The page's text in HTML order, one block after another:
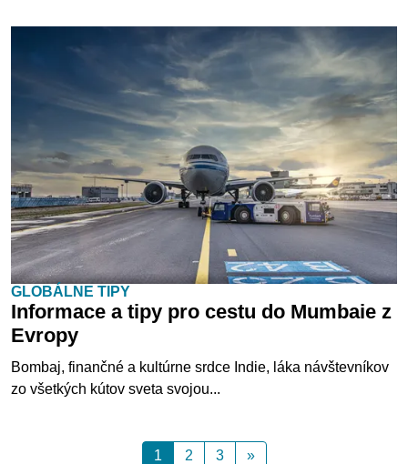
GLOBÁLNE TIPY
Informace a tipy pro cestu do Mumbaie z
Evropy
Bombaj, finančné a kultúrne srdce Indie, láka návštevníkov
zo všetkých kútov sveta svojou...
1 2 3 »